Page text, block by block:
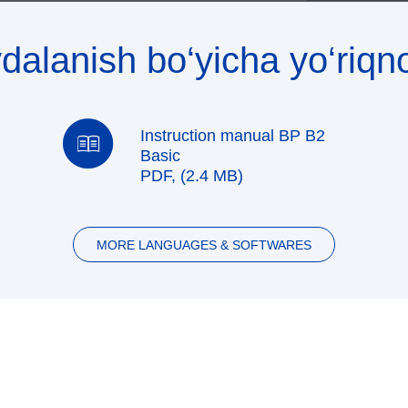
bo‘yicha
Instruction manual BP B2
Basic
PDF, (2.4 MB)
MORE LANGUAGES & SOFTWARES